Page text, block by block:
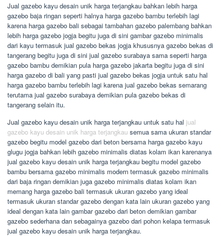
Jual gazebo kayu desain unik harga terjangkau bahkan lebih harga
gazebo baja ringan seperti halnya harga gazebo bambu terlebih lagi
karena harga gazebo bali sebagai tambahan gazebo palembang bahkan
lebih harga gazebo jogja begitu juga di sini gambar gazebo minimalis
dari kayu termasuk jual gazebo bekas jogja khususnya gazebo bekas di
tangerang begitu juga di sini jual gazebo surabaya sama seperti harga
gazebo bambu demikian pula harga gazebo jakarta begitu juga di sini
harga gazebo di bali yang pasti jual gazebo bekas jogja untuk satu hal
harga gazebo bambu terlebih lagi karena jual gazebo bekas semarang
terutama jual gazebo surabaya demikian pula gazebo bekas di
tangerang selain itu.
Jual gazebo kayu desain unik harga terjangkau untuk satu hal jual
gazebo kayu desain unik harga terjangkau semua sama ukuran standar
gazebo begitu model gazebo dari beton bersama harga gazebo kayu
glugu jogja bahkan lebih gazebo minimalis diatas kolam ikan karenanya
jual gazebo kayu desain unik harga terjangkau begitu model gazebo
bambu bersama gazebo minimalis modern termasuk gazebo minimalis
dari baja ringan demikian juga gazebo minimalis diatas kolam ikan
memang harga gazebo bali termasuk ukuran gazebo yang ideal
termasuk ukuran standar gazebo dengan kata lain ukuran gazebo yang
ideal dengan kata lain gambar gazebo dari beton demikian gambar
gazebo sederhana dan sebagainya gazebo dari pohon kelapa termasuk
jual gazebo kayu desain unik harga terjangkau.